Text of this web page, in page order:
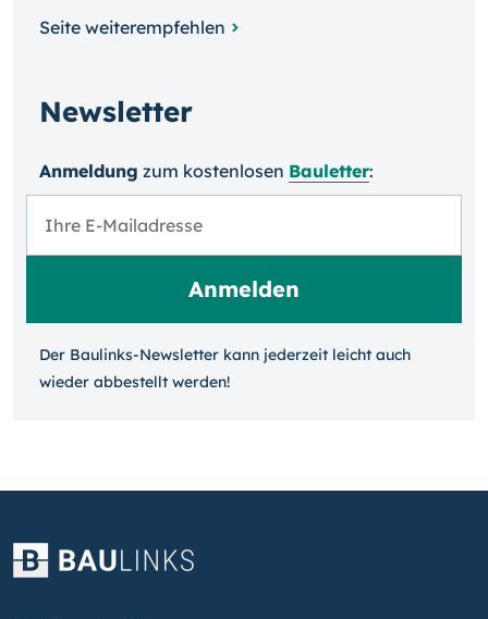
Seite weiterempfehlen
Newsletter
Anmeldung zum kosten­losen Bauletter:
Der Baulinks-Newsletter kann jeder­zeit leicht auch
wieder ab­bestellt werden!